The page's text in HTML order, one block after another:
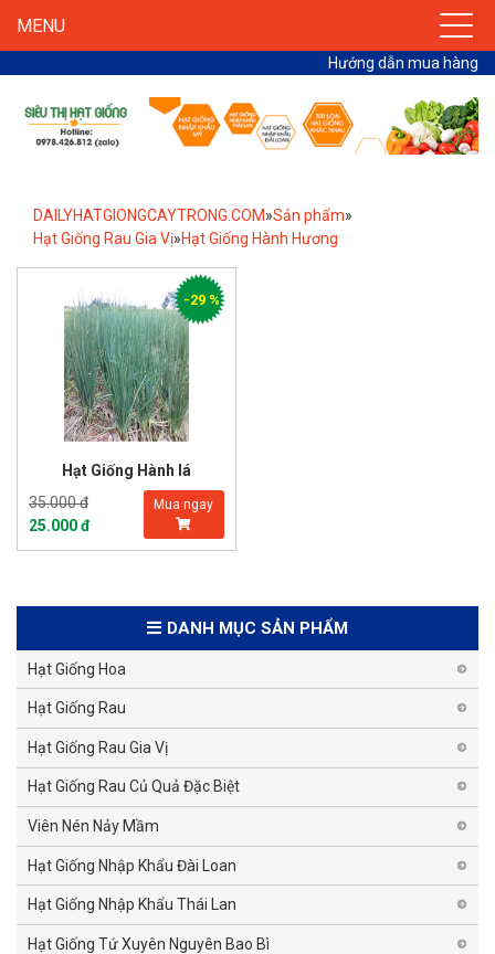
MENU
Hướng dẫn mua hàng
DAILYHATGIONGCAYTRONG.COM»Sản phẩm»
Hạt Giống Rau Gia Vị»Hạt Giống Hành Hương
Hạt Giống Hành lá
35.000 đ
25.000 đ
Mua ngay
-29 %
DANH MỤC SẢN PHẨM
Hạt Giống Hoa
Hạt Giống Rau
Hạt Giống Rau Gia Vị
Hạt Giống Rau Củ Quả Đặc Biệt
Viên Nén Nảy Mầm
Hạt Giống Nhập Khẩu Đài Loan
Hạt Giống Nhập Khẩu Thái Lan
Hạt Giống Tứ Xuyên Nguyên Bao Bì